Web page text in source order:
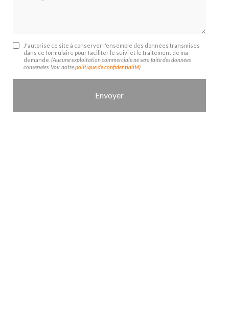
J'autorise ce site à conserver l'ensemble des données transmises
dans ce formulaire pour faciliter le suivi et le traitement de ma
demande. (Aucune exploitation commerciale ne sera faite des données
conservées. Voir notrepolitique de confidentialité)